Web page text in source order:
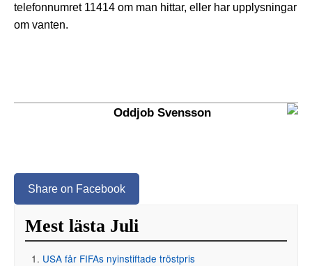
telefonnumret 11414 om man hittar, eller har upplysningar
om vanten.
Oddjob Svensson
Share on Facebook
Mest lästa Juli
USA får FIFAs nyinstiftade tröstpris